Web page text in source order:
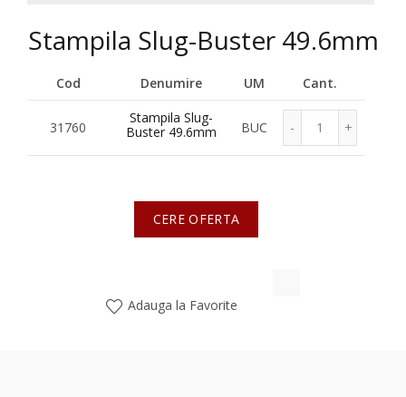
Stampila Slug-Buster 49.6mm
Cod Denumire UM Cant.
31760
Stampila Slug-
Buster 49.6mm
BUC
CERE OFERTA
Adauga la Favorite